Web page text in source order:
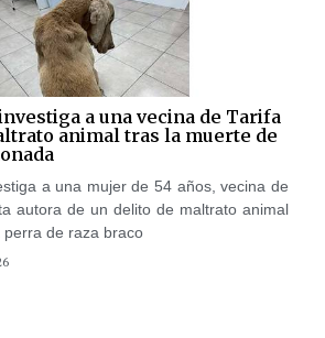
a una vecina de Tarifa
animal tras la muerte de
a una mujer de 54 años, vecina de
autora de un delito de maltrato animal
de raza braco